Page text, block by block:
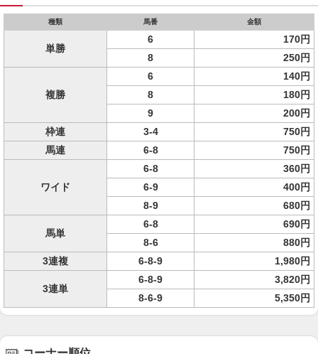
種類 馬番 金額
単勝
6
170円
8
250円
複勝
6
140円
8
180円
9
200円
枠連
3-4
750円
馬連
6-8 750円
ワイド
6-8
360円
6-9
400円
8-9
680円
馬単
6-8
690円
8-6
880円
3連複
6-8-9 1,980円
3連単
6-8-9
3,820円
8-6-9
5,350円